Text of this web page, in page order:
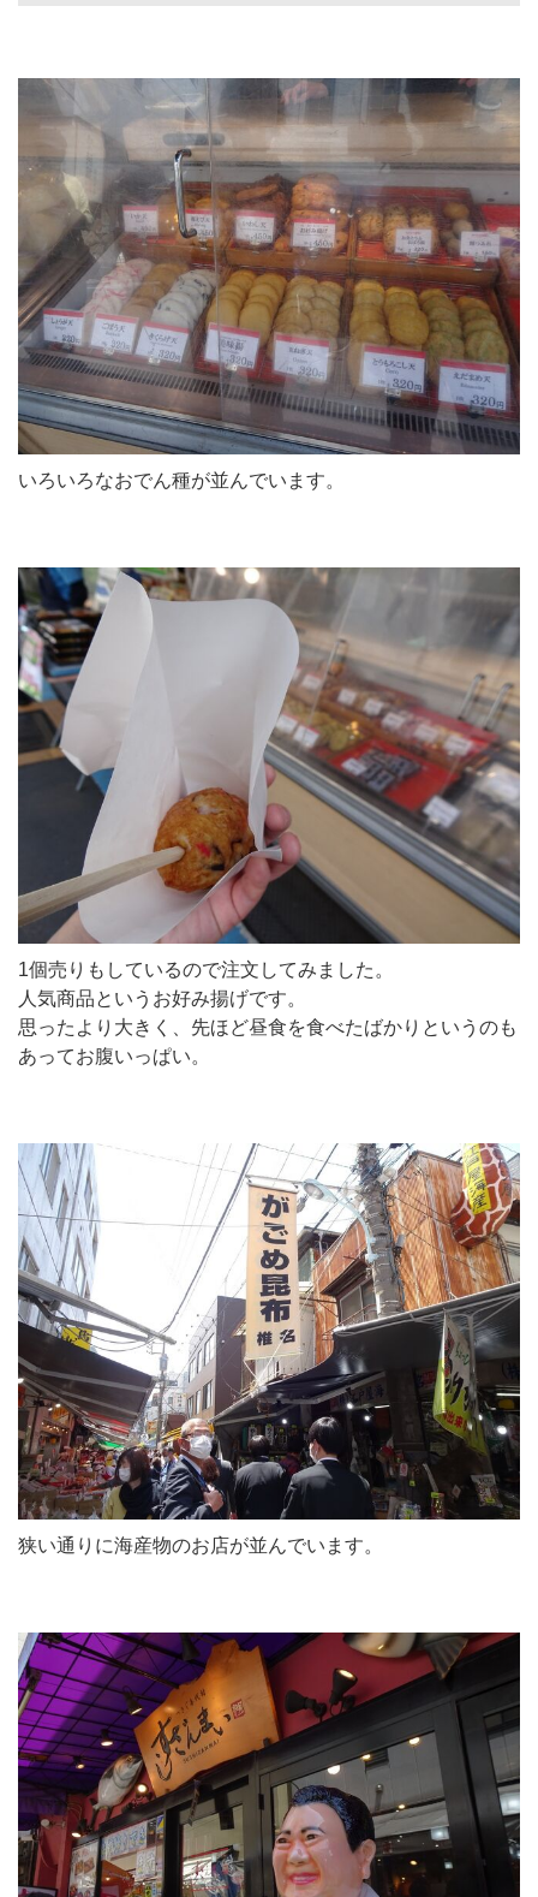
いろいろなおでん種が並んでいます。
1個売りもしているので注文してみました。
人気商品というお好み揚げです。
思ったより大きく、先ほど昼食を食べたばかりというのも
あってお腹いっぱい。
狭い通りに海産物のお店が並んでいます。